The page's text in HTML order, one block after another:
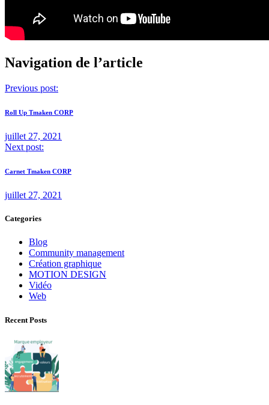
Navigation de l’article
Previous post:
Roll Up Tmaken CORP
juillet 27, 2021
Next post:
Carnet Tmaken CORP
juillet 27, 2021
Categories
Blog
Community management
Création graphique
MOTION DESIGN
Vidéo
Web
Recent Posts